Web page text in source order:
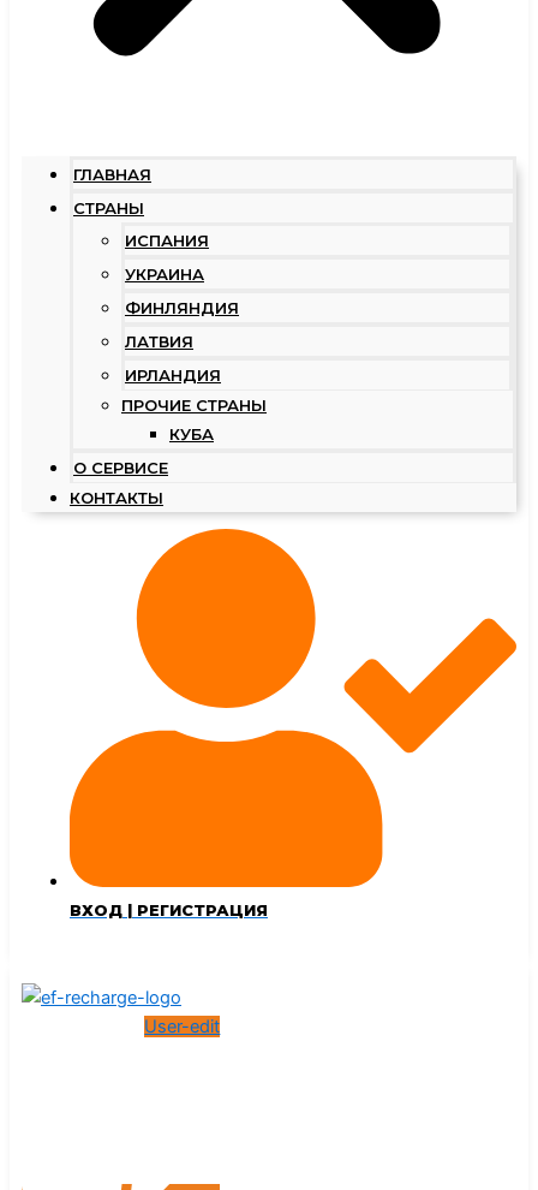
ГЛАВНАЯ
СТРАНЫ
ИСПАНИЯ
УКРАИНА
ФИНЛЯНДИЯ
ЛАТВИЯ
ИРЛАНДИЯ
ПРОЧИЕ СТРАНЫ
КУБА
О СЕРВИСЕ
КОНТАКТЫ
ВХОД | РЕГИСТРАЦИЯ
User-edit